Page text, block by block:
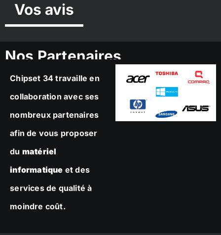
Vos avis
Nos Partenaires
Chipset 34 travaille en
collaboration avec ses
nombreux partenaires
afin de vous proposer
du matériel
informatique et des
services de qualité à
moindre coût.